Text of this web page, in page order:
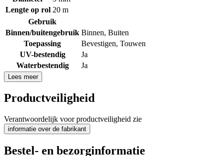
Lengte op rol 20 m
Gebruik
Binnen/buitengebruik Binnen, Buiten
Toepassing
Bevestigen, Touwen
UV-bestendig
Ja
Waterbestendig
Ja
Lees meer
Productveiligheid
Verantwoordelijk voor productveiligheid zie
informatie over de fabrikant
Bestel- en bezorginformatie